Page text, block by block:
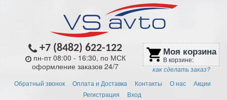
+7 (8482) 622-122
пн-пт 08:00 - 16:30, по МСК
оформление заказов 24/7
shopping_cart Моя корзина
В корзине:
как сделать заказ?
Обратный звонок Оплата и Доставка Контакты О нас
Акции
Регистрация
Вход